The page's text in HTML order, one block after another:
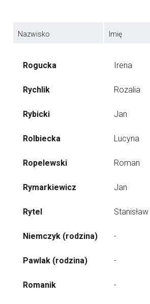
Nazwisko Imię
Rogucka Irena
Rychlik Rozalia
Rybicki Jan
Rolbiecka Lucyna
Ropelewski Roman
Rymarkiewicz Jan
Rytel Stanisław
Niemczyk (rodzina) -
Pawlak (rodzina) -
Romanik -